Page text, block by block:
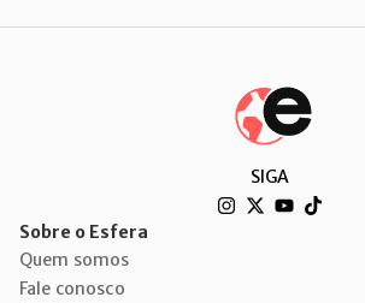
SIGA
Sobre o Esfera
Quem somos
Fale conosco